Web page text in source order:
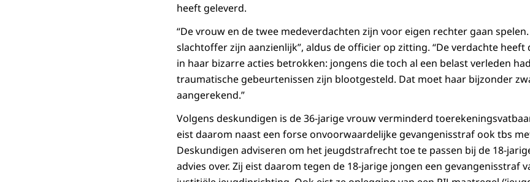
heeft geleverd.
“De vrouw en de twee medeverdachten zijn voor eigen rechter gaan
slachtoffer zijn aanzienlijk”, aldus de officier op zitting. “De verdachte
in haar bizarre acties betrokken: jongens die toch al een belast verleden
traumatische gebeurtenissen zijn blootgesteld. Dat moet haar bijzonder
aangerekend.”
Volgens deskundigen is de 36-jarige vrouw verminderd
eist daarom naast een forse onvoorwaardelijke gevangenisstraf ook tbs
Deskundigen adviseren om het jeugdstrafrecht toe te passen bij de 18-
advies over. Zij eist daarom tegen de 18-jarige jongen een gevangenisstraf